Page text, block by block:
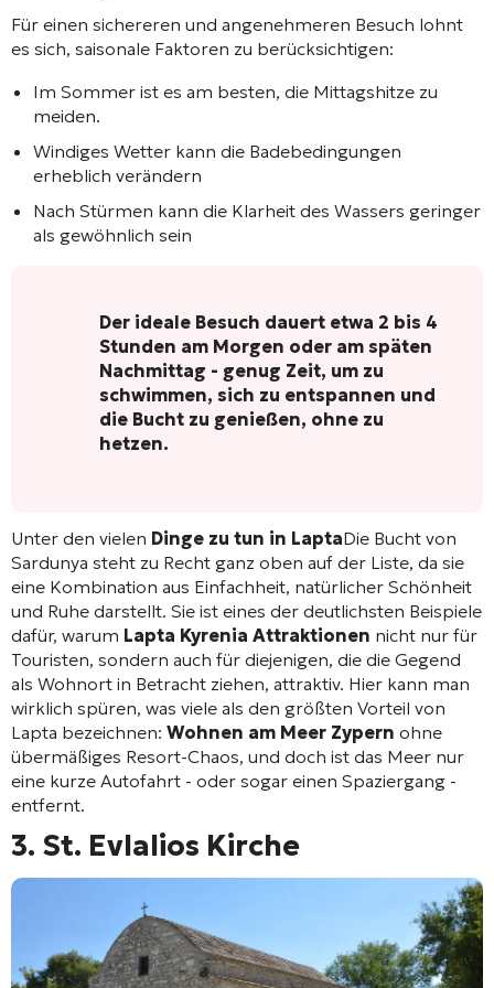
Für einen sichereren und angenehmeren Besuch lohnt
es sich, saisonale Faktoren zu berücksichtigen:
Im Sommer ist es am besten, die Mittagshitze zu
meiden.
Windiges Wetter kann die Badebedingungen
erheblich verändern
Nach Stürmen kann die Klarheit des Wassers geringer
als gewöhnlich sein
Der ideale Besuch dauert etwa 2 bis 4
Stunden am Morgen oder am späten
Nachmittag - genug Zeit, um zu
schwimmen, sich zu entspannen und
die Bucht zu genießen, ohne zu
hetzen.
Unter den vielen Dinge zu tun in LaptaDie Bucht von
Sardunya steht zu Recht ganz oben auf der Liste, da sie
eine Kombination aus Einfachheit, natürlicher Schönheit
und Ruhe darstellt. Sie ist eines der deutlichsten Beispiele
dafür, warum Lapta Kyrenia Attraktionen nicht nur für
Touristen, sondern auch für diejenigen, die die Gegend
als Wohnort in Betracht ziehen, attraktiv. Hier kann man
wirklich spüren, was viele als den größten Vorteil von
Lapta bezeichnen: Wohnen am Meer Zypern ohne
übermäßiges Resort-Chaos, und doch ist das Meer nur
eine kurze Autofahrt - oder sogar einen Spaziergang -
entfernt.
3. St. Evlalios Kirche